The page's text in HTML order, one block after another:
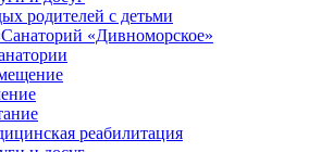
родителей с детьми
«Дивноморское»
реабилитация